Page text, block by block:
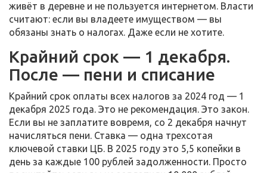
живёт в деревне и не пользуется интернетом. Власти
считают: если вы владеете имуществом — вы
обязаны знать о налогах. Даже если не хотите.
Крайний срок — 1 декабря.
После — пени и списание
Крайний срок оплаты всех налогов за 2024 год — 1
декабря 2025 года. Это не рекомендация. Это закон.
Если вы не заплатите вовремя, со 2 декабря начнут
начисляться пени. Ставка — одна трехсотая
ключевой ставки ЦБ. В 2025 году это 5,5 копейки в
день за каждые 100 рублей задолженности. Просто